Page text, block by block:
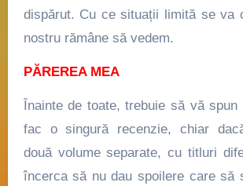
dispărut. Cu ce situații limită se va
nostru rămâne să vedem.
PĂREREA MEA
Înainte de toate, trebuie să vă
fac o singură recenzie, chiar
două volume separate, cu titluri
încerca să nu dau spoilere care să